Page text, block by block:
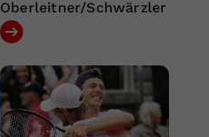
Oberleitner/Schwärzler